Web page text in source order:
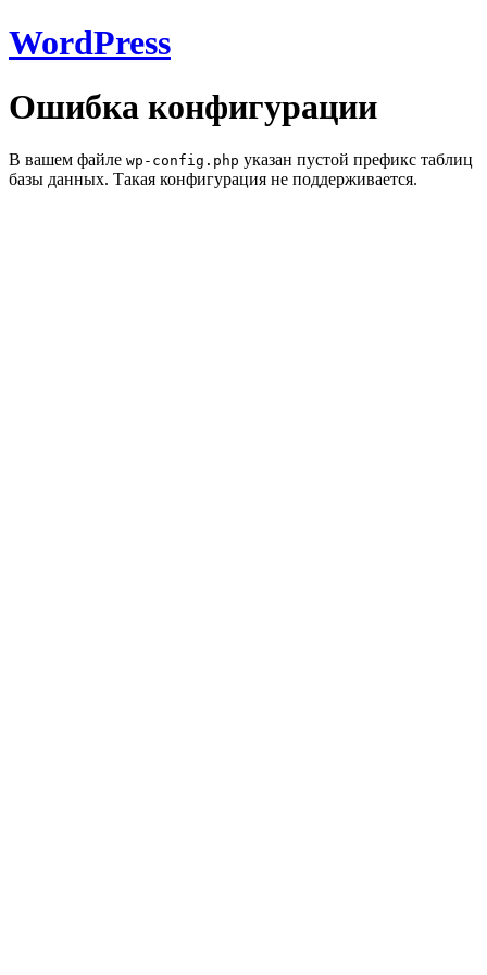
WordPress
Ошибка конфигурации
В вашем файле wp-config.php указан пустой префикс таблиц
базы данных. Такая конфигурация не поддерживается.